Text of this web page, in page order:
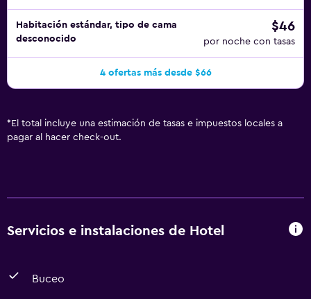
Habitación estándar, tipo de cama
desconocido
$46
por noche con tasas
4 ofertas más desde $66
* El total incluye una estimación de tasas e impuestos locales a
pagar al hacer check-out.
Servicios e instalaciones de Hotel
Buceo